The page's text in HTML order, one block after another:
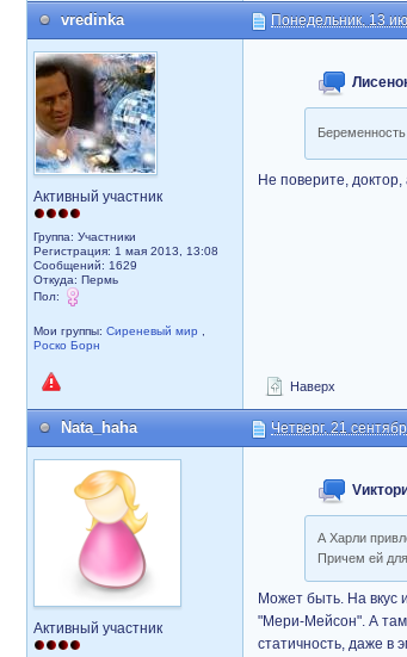
vredinka Понедельник, 13
Активный участник
Группа: Участники
Регистрация: 1 мая 2013, 13:08
Сообщений: 1629
Откуда: Пермь
Пол:
Мои группы: Сиреневый мир
Роско Борн
Не поверите, доктор,
Наверх
Nata_haha Четверг, 21
Активный участник
А Харли
Причем ей
Может быть. На вкус
"Мери-Мейсон". А
статичность, даже в